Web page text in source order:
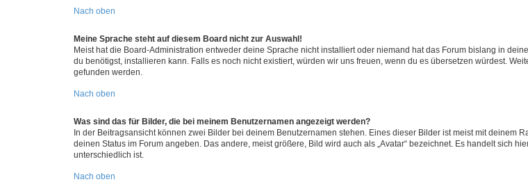
Nach oben
Meine Sprache steht auf diesem Board nicht zur Auswahl!
Meist hat die Board-Administration entweder deine Sprache nicht installiert oder niemand hat das Forum bislang in
du benötigst, installieren kann. Falls es noch nicht existiert, würden wir uns freuen, wenn du es übersetzen würdest.
gefunden werden.
Nach oben
Was sind das für Bilder, die bei meinem Benutzernamen angezeigt werden?
In der Beitragsansicht können zwei Bilder bei deinem Benutzernamen stehen. Eines dieser Bilder ist meist mit deinem
deinen Status im Forum angeben. Das andere, meist größere, Bild wird auch als „Avatar“ bezeichnet. Es handelt sich
unterschiedlich ist.
Nach oben